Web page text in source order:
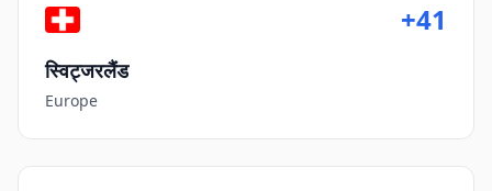
+41
स्विट्जरलैंड
Europe